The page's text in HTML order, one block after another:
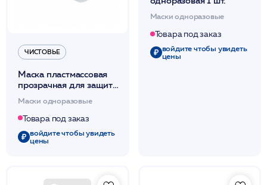
ЧИСТОВЬЕ
Маска пластмассовая
прозрачная для защиты
лица МС-ЕЛАТ МС 5
пластик.экран /
Чистовье
Маски одноразовые
Товара под заказ
войдите чтобы увидеть
цены
Маски одноразовые
Товара под заказ
войдите чтобы увидеть
цены